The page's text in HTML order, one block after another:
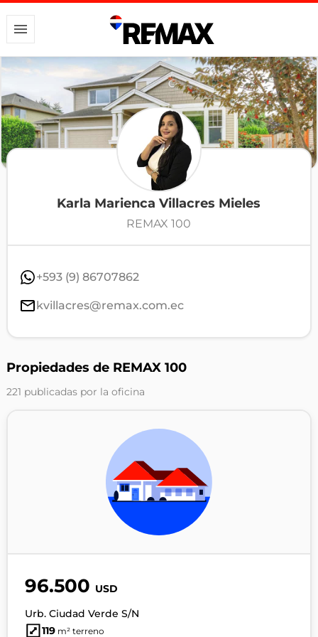
Karla Marienca Villacres Mieles
REMAX 100
+593 (9) 86707862
kvillacres@remax.com.ec
Propiedades de REMAX 100
221 publicadas por la oficina
96.500 USD
Urb. Ciudad Verde S/N
119m² terreno